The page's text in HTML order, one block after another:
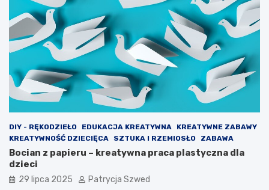
DIY - RĘKODZIEŁO EDUKACJA KREATYWNA
KREATYWNE ZABAWY
KREATYWNOŚĆ DZIECIĘCA
SZTUKA I RZEMIOSŁO ZABAWA
Bocian z papieru – kreatywna praca plastyczna dla
dzieci
29 lipca 2025 Patrycja Szwed